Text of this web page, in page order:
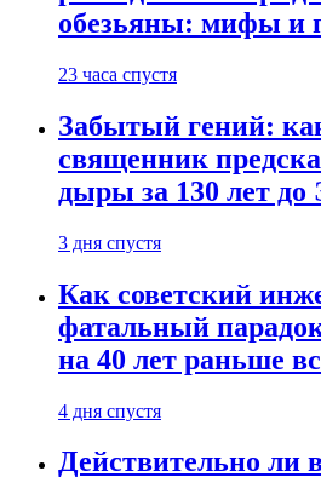
обезьяны: мифы и
23 часа спустя
Забытый гений:
священник
дыры за 130 лет
3 дня спустя
Как советский
фатальный
на 40 лет раньше
4 дня спустя
Действительно ли